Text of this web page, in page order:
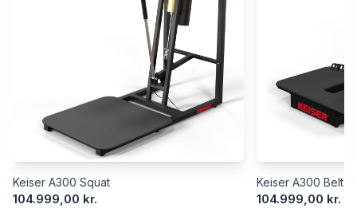
Keiser A300 Squat
104.999,00 kr.
Keiser A300 Belt
104.999,00 kr.